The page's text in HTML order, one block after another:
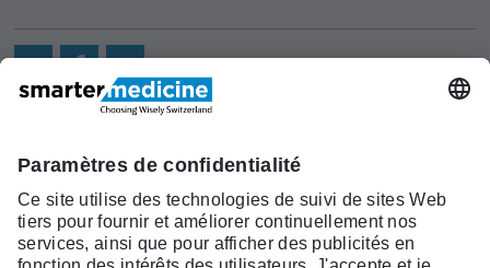
smarter
medicine?
Liste Top 5
Recherche
Contact
c/o Société Suisse de Médécine
Interne Générale
Monbijoustrasse 43, Case postale,
3001 Berne
Tél. +41 31 370 40 00, Fax +41 31